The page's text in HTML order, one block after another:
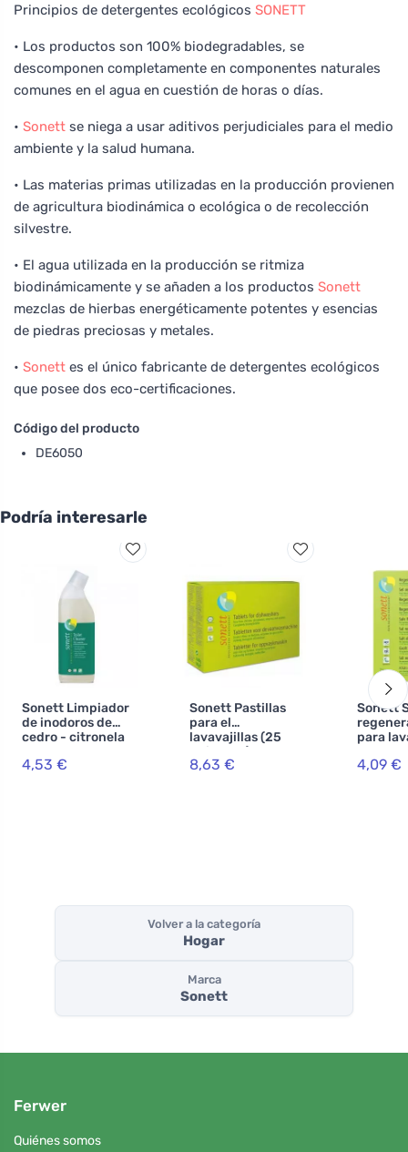
Principios de detergentes ecológicos SONETT
• Los productos son 100% biodegradables, se
descomponen completamente en componentes naturales
comunes en el agua en cuestión de horas o días.
• Sonett se niega a usar aditivos perjudiciales para el medio
ambiente y la salud humana.
• Las materias primas utilizadas en la producción provienen
de agricultura biodinámica o ecológica o de recolección
silvestre.
• El agua utilizada en la producción se ritmiza
biodinámicamente y se añaden a los productos Sonett
mezclas de hierbas energéticamente potentes y esencias
de piedras preciosas y metales.
• Sonett es el único fabricante de detergentes ecológicos
que posee dos eco-certificaciones.
Código del producto
DE6050
Podría interesarle
Sonett Limpiador
de inodoros de
cedro - citronela
4,53 €
Sonett Pastillas
para el
lavavajillas (25
unidades) 500 g
8,63 €
Sonett
para
4,09 €
Volver a la categoría
Hogar
Marca
Sonett
Ferwer
Quiénes somos